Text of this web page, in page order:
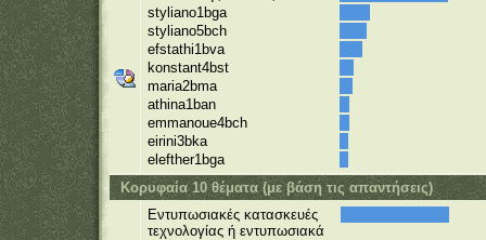
styliano1bga
styliano5bch
efstathi1bva
konstant4bst
maria2bma
athina1ban
emmanoue4bch
eirini3bka
elefther1bga
Κορυφαία 10 θέματα (με βάση τις απαντήσεις)
Εντυπωσιακές κατασκευές
τεχνολογίας ή εντυπωσιακά